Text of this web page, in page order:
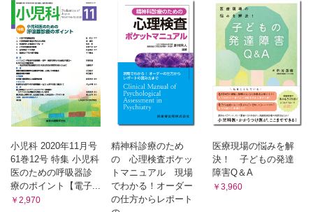
小児科 2020年11月号
61巻12号 特集 小児科
医のための呼吸器診
療のポイント【電子...
￥2,970
精神科診療のため
の 心理検査ポケッ
トマニュアル 現場
でわかる！オーダー
の仕方からレポート
医療現場の悩みを解
決！ 子どもの発達
障害Q＆A
￥3,960